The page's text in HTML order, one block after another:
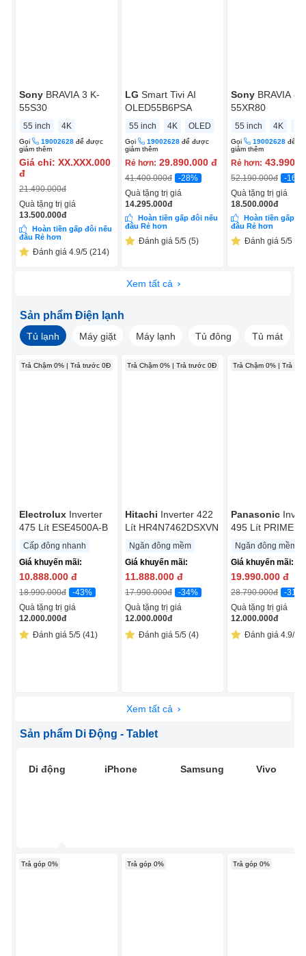
Sony BRAVIA 3 K-
55S30
55 inch 4K
Gọi 19002628 để được
giảm thêm
Giá chỉ: XX.XXX.000
đ
21.490.000đ
Quà tặng trị giá
13.500.000đ
Hoàn tiền gấp đôi nếu
đâu Rẻ hơn
Đánh giá 4.9/5 (214)
LG Smart Tivi AI
OLED55B6PSA
55 inch 4K OLED
Gọi 19002628 để được
giảm thêm
Rẻ hơn: 29.890.000 đ
41.400.000đ
-28%
Quà tặng trị giá
14.295.000đ
Hoàn tiền gấp đôi nếu
đâu Rẻ hơn
Đánh giá 5/5 (5)
Sony BRAVIA 8
55XR80
55 inch 4K
Gọi 19002628 để
giảm thêm
Rẻ hơn:
52.190.000đ
-16%
Quà tặng trị giá
18.500.000đ
Hoàn tiền gấp
đâu Rẻ hơn
Đánh giá 5/5 (5)
Xem tất cả
Sản phẩm Điện lạnh
Tủ lạnh Máy giặt Máy lạnh Tủ đông Tủ mát
Trả Chậm 0% | Trả trước 0Đ
Electrolux Inverter
475 Lít ESE4500A-B
Cấp đông nhanh
Giá khuyến mãi:
10.888.000 đ
18.990.000đ
-43%
Quà tặng trị giá
12.000.000đ
Đánh giá 5/5 (41)
Trả Chậm 0% | Trả trước 0Đ
Hitachi Inverter 422
Lít HR4N7462DSXVN
Ngăn đông mềm
Giá khuyến mãi:
11.888.000 đ
17.990.000đ
-34%
Quà tặng trị giá
12.000.000đ
Đánh giá 5/5 (4)
Trả Chậm 0% | Trả
Panasonic
495 Lít PRIME+
Edition NR-
CW530HVK9
Ngăn đông mềm
Giá khuyến mãi:
19.990.000 đ
28.790.000đ
-31%
Quà tặng trị giá
12.000.000đ
Đánh giá 4.9/5
Xem tất cả
Sản phẩm Di Động - Tablet
Di động iPhone Samsung Vivo
Trả góp 0% Trả góp 0% Trả góp 0%